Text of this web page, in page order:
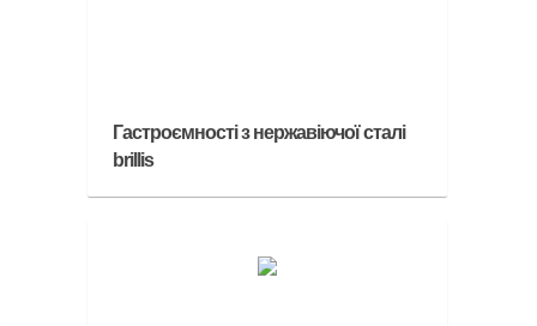
Гастроємності з нержавіючої сталі
brillis